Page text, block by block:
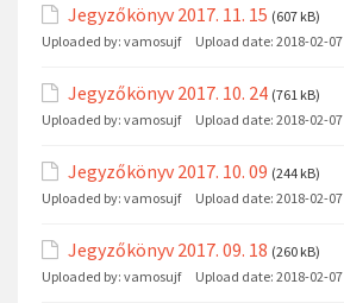
Jegyzőkönyv 2017. 11. 15 (607 kB)
Uploaded by: vamosujf Upload date: 2018-02-07
Jegyzőkönyv 2017. 10. 24 (761 kB)
Uploaded by: vamosujf Upload date: 2018-02-07
Jegyzőkönyv 2017. 10. 09 (244 kB)
Uploaded by: vamosujf Upload date: 2018-02-07
Jegyzőkönyv 2017. 09. 18 (260 kB)
Uploaded by: vamosujf Upload date: 2018-02-07